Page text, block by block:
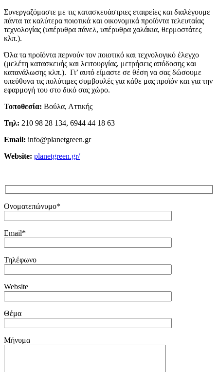
Συνεργαζόμαστε με τις κατασκευάστριες εταιρείες και διαλέγουμε
πάντα τα καλύτερα ποιοτικά και οικονομικά προϊόντα τελευταίας
τεχνολογίας (υπέρυθρα πάνελ, υπέρυθρα χαλάκια, θερμοστάτες
κλπ.).
Όλα τα προϊόντα περνούν τον ποιοτικό και τεχνολογικό έλεγχο
(μελέτη κατασκευής και λειτουργίας, μετρήσεις απόδοσης και
κατανάλωσης κλπ.). Γι’ αυτό είμαστε σε θέση να σας δώσουμε
υπεύθυνα τις πολύτιμες συμβουλές για κάθε μας προϊόν και για την
εφαρμογή του στο δικό σας χώρο.
Τοποθεσία: Βούλα, Αττικής
Τηλ: 210 98 28 134, 6944 44 18 63
Email: info@planetgreen.gr
Website: planetgreen.gr/
Ονοματεπώνυμο*
Email*
Τηλέφωνο
Website
Θέμα
Μήνυμα